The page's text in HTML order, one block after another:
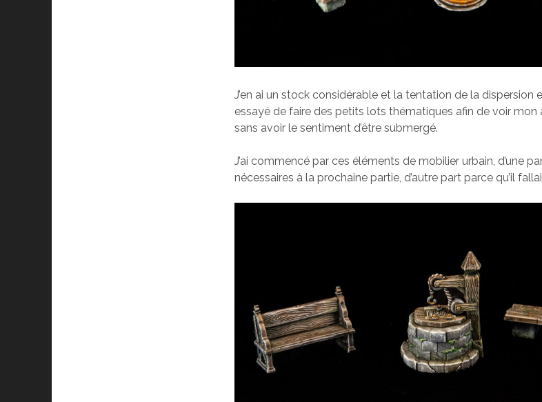
J’en ai un stock considérable et la tentation de la dispersion
essayé de faire des petits lots thématiques afin de voir
sans avoir le sentiment d’être submergé.
J’ai commencé par ces éléments de mobilier urbain, d’une
nécessaires à la prochaine partie, d’autre part parce qu’il